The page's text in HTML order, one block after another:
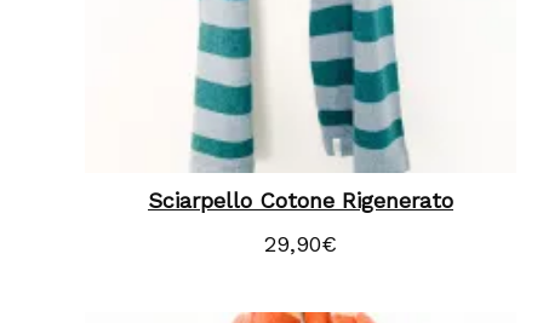
Sciarpello Cotone Rigenerato
29,90€